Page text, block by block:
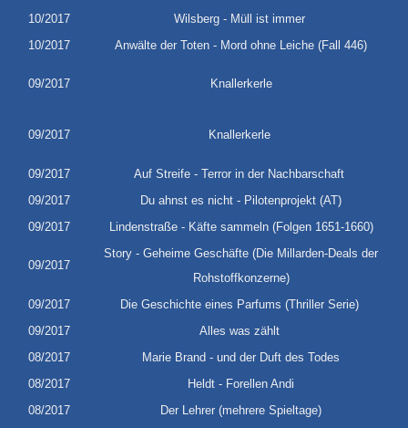
10/2017
Wilsberg - Müll ist immer
10/2017
Anwälte der Toten - Mord ohne Leiche (Fall 446)
09/2017 Knallerkerle
09/2017 Knallerkerle
09/2017
Auf Streife - Terror in der Nachbarschaft
09/2017
Du ahnst es nicht - Pilotenprojekt (AT)
09/2017
Lindenstraße - Käfte sammeln (Folgen 1651-1660)
09/2017
Story - Geheime Geschäfte (Die Millarden-Deals der
Rohstoffkonzerne)
09/2017
Die Geschichte eines Parfums (Thriller Serie)
09/2017
Alles was zählt
08/2017
Marie Brand - und der Duft des Todes
08/2017
Heldt - Forellen Andi
08/2017
Der Lehrer (mehrere Spieltage)